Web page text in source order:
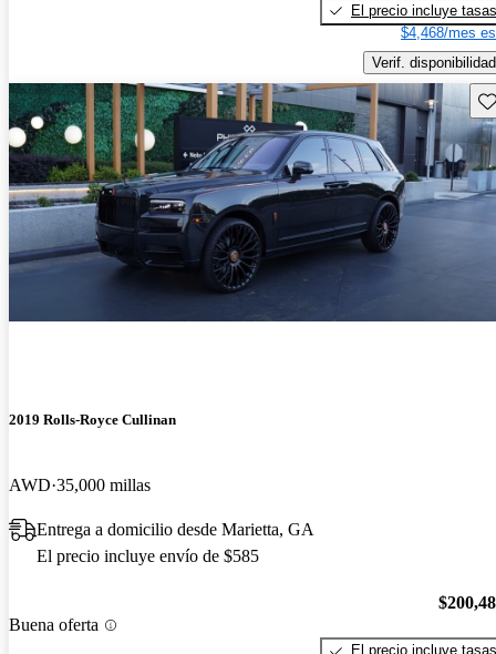
El precio incluye tasas
$4,468/mes
Verif. disponibilidad
2019 Rolls-Royce Cullinan
AWD 35,000 millas
Entrega a domicilio desde Marietta, GA
El precio incluye envío de $585
Buena oferta
El precio incluye tasas